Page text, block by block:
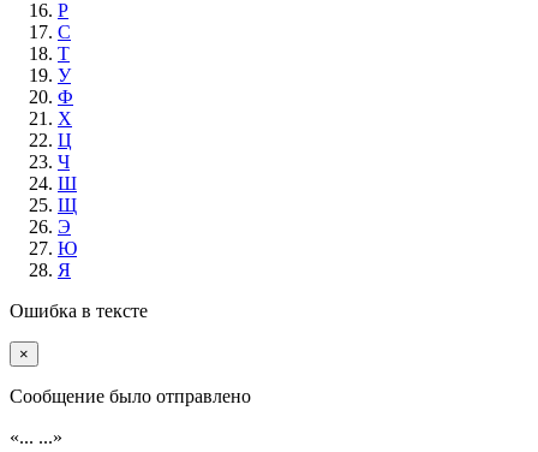
Р
С
Т
У
Ф
Х
Ц
Ч
Ш
Щ
Э
Ю
Я
Ошибка в тексте
×
Cообщение было отправлено
«... ...»